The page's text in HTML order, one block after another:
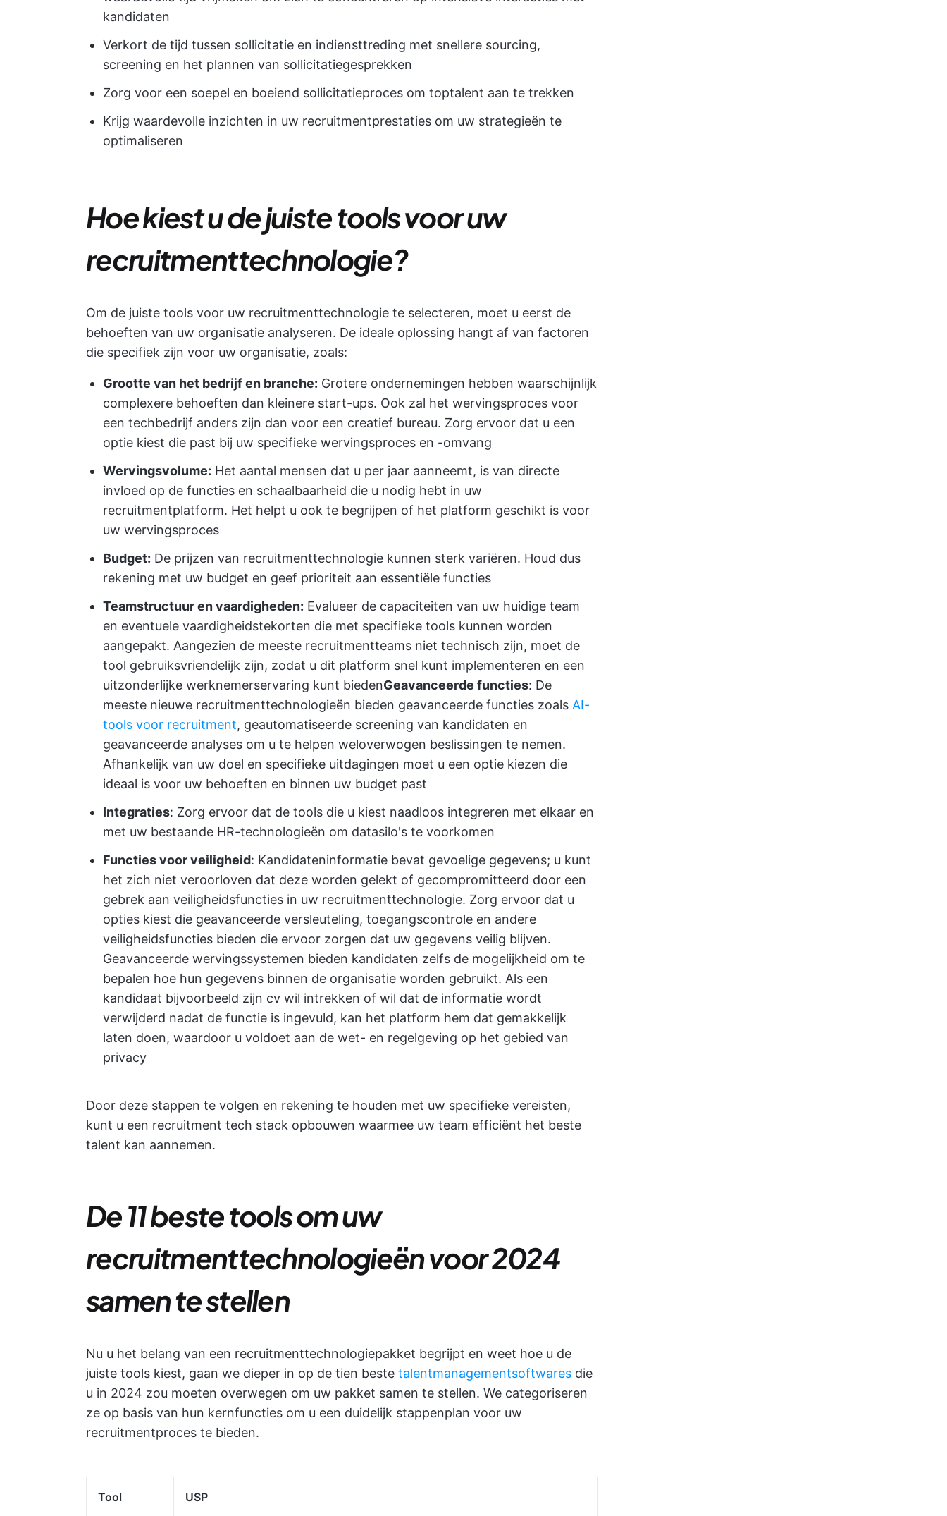
kandidaten
Verkort de tijd tussen sollicitatie en indiensttreding met snellere sourcing,
screening en het plannen van sollicitatiegesprekken
Zorg voor een soepel en boeiend sollicitatieproces om toptalent aan te trekken
Krijg waardevolle inzichten in uw recruitmentprestaties om uw strategieën te
optimaliseren
Hoe kiest u de juiste tools voor uw
recruitmenttechnologie?
Om de juiste tools voor uw recruitmenttechnologie te selecteren, moet u eerst de
behoeften van uw organisatie analyseren. De ideale oplossing hangt af van factoren
die specifiek zijn voor uw organisatie, zoals:
Grootte van het bedrijf en branche: Grotere ondernemingen hebben waarschijnlijk
complexere behoeften dan kleinere start-ups. Ook zal het wervingsproces voor
een techbedrijf anders zijn dan voor een creatief bureau. Zorg ervoor dat u een
optie kiest die past bij uw specifieke wervingsproces en -omvang
Wervingsvolume: Het aantal mensen dat u per jaar aanneemt, is van directe
invloed op de functies en schaalbaarheid die u nodig hebt in uw
recruitmentplatform. Het helpt u ook te begrijpen of het platform geschikt is voor
uw wervingsproces
Budget: De prijzen van recruitmenttechnologie kunnen sterk variëren. Houd dus
rekening met uw budget en geef prioriteit aan essentiële functies
Teamstructuur en vaardigheden: Evalueer de capaciteiten van uw huidige team
en eventuele vaardigheidstekorten die met specifieke tools kunnen worden
aangepakt. Aangezien de meeste recruitmentteams niet technisch zijn, moet de
tool gebruiksvriendelijk zijn, zodat u dit platform snel kunt implementeren en een
uitzonderlijke werknemerservaring kunt biedenGeavanceerde functies: De
meeste nieuwe recruitmenttechnologieën bieden geavanceerde functies zoals AI-
tools voor recruitment, geautomatiseerde screening van kandidaten en
geavanceerde analyses om u te helpen weloverwogen beslissingen te nemen.
Afhankelijk van uw doel en specifieke uitdagingen moet u een optie kiezen die
ideaal is voor uw behoeften en binnen uw budget past
Integraties: Zorg ervoor dat de tools die u kiest naadloos integreren met elkaar en
met uw bestaande HR-technologieën om datasilo's te voorkomen
Functies voor veiligheid: Kandidateninformatie bevat gevoelige gegevens; u kunt
het zich niet veroorloven dat deze worden gelekt of gecompromitteerd door een
gebrek aan veiligheidsfuncties in uw recruitmenttechnologie. Zorg ervoor dat u
opties kiest die geavanceerde versleuteling, toegangscontrole en andere
veiligheidsfuncties bieden die ervoor zorgen dat uw gegevens veilig blijven.
Geavanceerde wervingssystemen bieden kandidaten zelfs de mogelijkheid om te
bepalen hoe hun gegevens binnen de organisatie worden gebruikt. Als een
kandidaat bijvoorbeeld zijn cv wil intrekken of wil dat de informatie wordt
verwijderd nadat de functie is ingevuld, kan het platform hem dat gemakkelijk
laten doen, waardoor u voldoet aan de wet- en regelgeving op het gebied van
privacy
Door deze stappen te volgen en rekening te houden met uw specifieke vereisten,
kunt u een recruitment tech stack opbouwen waarmee uw team efficiënt het beste
talent kan aannemen.
De 11 beste tools om uw
recruitmenttechnologieën voor 2024
samen te stellen
Nu u het belang van een recruitmenttechnologiepakket begrijpt en weet hoe u de
juiste tools kiest, gaan we dieper in op de tien beste talentmanagementsoftwares die
u in 2024 zou moeten overwegen om uw pakket samen te stellen. We categoriseren
ze op basis van hun kernfuncties om u een duidelijk stappenplan voor uw
recruitmentproces te bieden.
Tool USP